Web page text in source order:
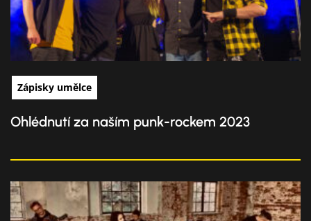
Zápisky umělce
Ohlédnutí za naším punk-rockem 2023